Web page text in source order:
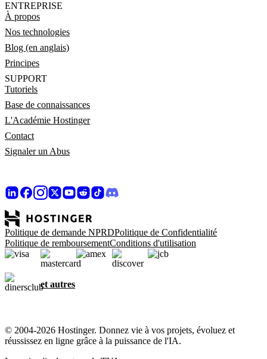
ENTREPRISE
À propos
Nos technologies
Blog (en anglais)
Principes
SUPPORT
Tutoriels
Base de connaissances
L'Académie Hostinger
Contact
Signaler un Abus
Politique de demande NPRDPolitique de Confidentialité
Politique de remboursementConditions d'utilisation
et autres
© 2004-2026 Hostinger. Donnez vie à vos projets, évoluez et
réussissez en ligne grâce à la puissance de l'IA.